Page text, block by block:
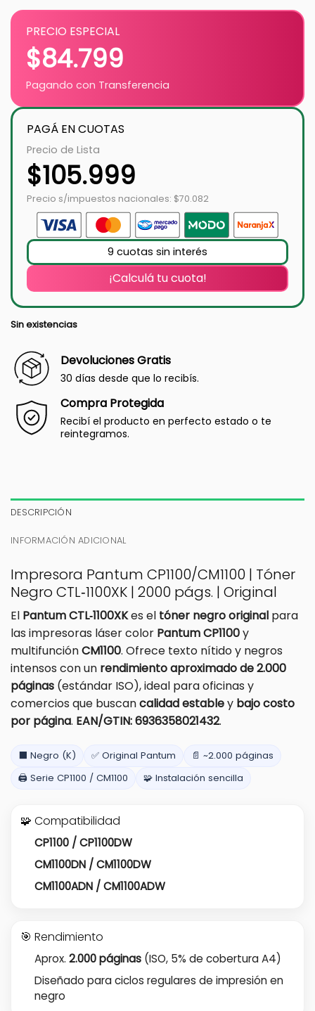
PRECIO ESPECIAL
$84.799
Pagando con Transferencia
PAGÁ EN CUOTAS
Precio de Lista
$105.999
Precio s/impuestos nacionales: $70.082
9 cuotas sin interés
¡Calculá tu cuota!
Sin existencias
Devoluciones Gratis
30 días desde que lo recibís.
Compra Protegida
Recibí el producto en perfecto estado o te
reintegramos.
DESCRIPCIÓN
INFORMACIÓN ADICIONAL
Impresora Pantum CP1100/CM1100 | Tóner
Negro CTL‑1100XK | 2000 págs. | Original
El Pantum CTL‑1100XKes el tóner negro original para
las impresoras láser color Pantum CP1100y
multifunciónCM1100. Ofrece texto nítido y negros
intensos con un rendimiento aproximado de 2.000
páginas (estándar ISO), ideal para oficinas y
comercios que buscancalidad establey bajo costo
por página. EAN/GTIN: 6936358021432.
⬛ Negro (K) ✅ Original Pantum
📄 ~2.000 páginas
🖨️ Serie CP1100 / CM1100
🧩 Instalación sencilla
🧩 Compatibilidad
CP1100 / CP1100DW
CM1100DN / CM1100DW
CM1100ADN / CM1100ADW
🎯 Rendimiento
Aprox. 2.000 páginas(ISO, 5% de cobertura A4)
Diseñado para ciclos regulares de impresión en
negro